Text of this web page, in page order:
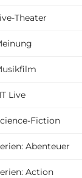
Theater
Live
Fiction
Abenteuer
Action